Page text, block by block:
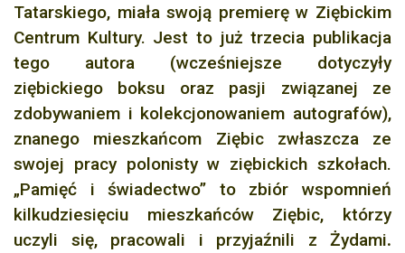
Tatarskiego, miała swoją premierę w Ziębickim
Centrum Kultury. Jest to już trzecia publikacja
tego autora (wcześniejsze dotyczyły
ziębickiego boksu oraz pasji związanej ze
zdobywaniem i kolekcjonowaniem autografów),
znanego mieszkańcom Ziębic zwłaszcza ze
swojej pracy polonisty w ziębickich szkołach.
„Pamięć i świadectwo” to zbiór wspomnień
kilkudziesięciu mieszkańców Ziębic, którzy
uczyli się, pracowali i przyjaźnili z Żydami.